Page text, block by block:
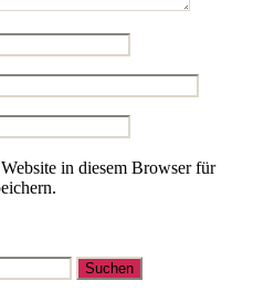
in diesem Browser für